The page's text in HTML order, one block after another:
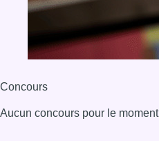
Concours
Aucun concours pour le moment